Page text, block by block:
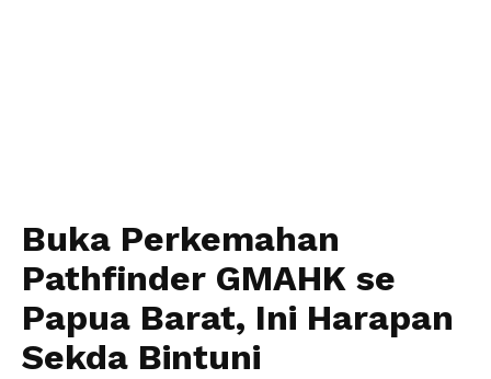
Buka Perkemahan
Pathfinder GMAHK se
Papua Barat, Ini Harapan
Sekda Bintuni